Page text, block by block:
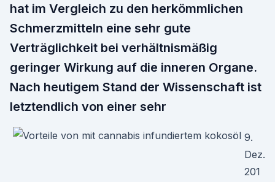
hat im Vergleich zu den herkömmlichen
Schmerzmitteln eine sehr gute
Verträglichkeit bei verhältnismäßig
geringer Wirkung auf die inneren Organe.
Nach heutigem Stand der Wissenschaft ist
letztendlich von einer sehr
9.
Dez.
201